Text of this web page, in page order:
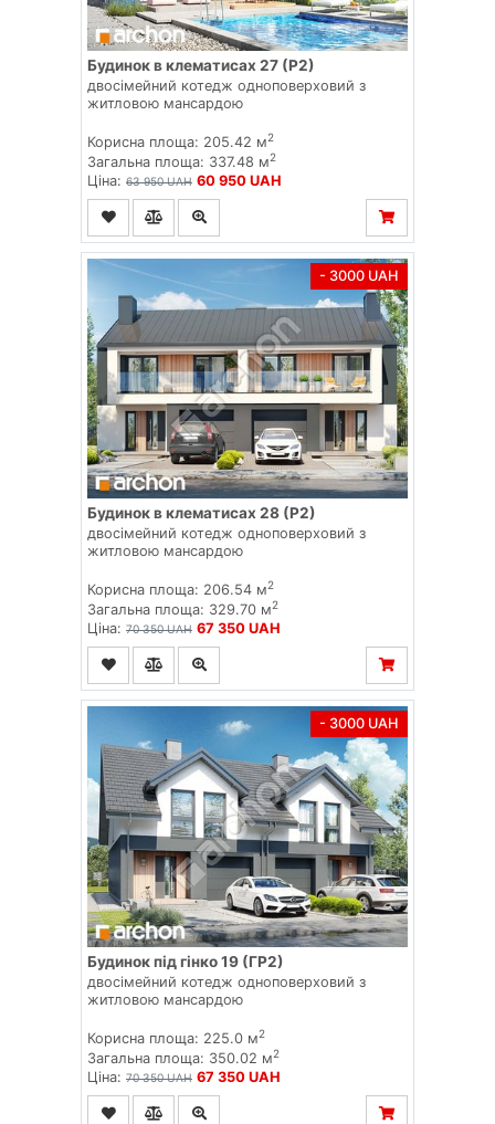
Будинок в клематисах 27 (Р2)
двосімейний котедж одноповерховий з
житловою мансардою
Корисна площа: 205.42 м2
Загальна площа: 337.48 м2
Ціна: 63 950 UAH 60 950 UAH
- 3000 UAH
Будинок в клематисах 28 (Р2)
двосімейний котедж одноповерховий з
житловою мансардою
Корисна площа: 206.54 м2
Загальна площа: 329.70 м2
Ціна: 70 350 UAH 67 350 UAH
- 3000 UAH
Будинок під гінко 19 (ГР2)
двосімейний котедж одноповерховий з
житловою мансардою
Корисна площа: 225.0 м2
Загальна площа: 350.02 м2
Ціна: 70 350 UAH 67 350 UAH